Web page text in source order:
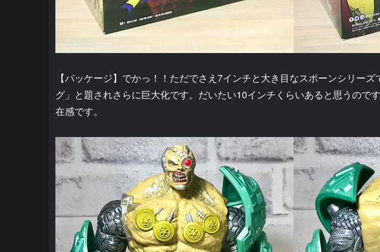
【パッケージ】でかっ！！ただでさえ7インチと大き目なスポーンシリー
グ」と題されさらに巨大化です。だいたい10インチくらいあると思うので
在感です。